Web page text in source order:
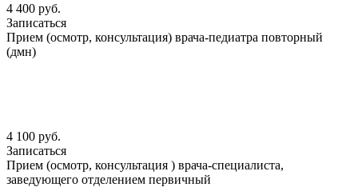
4 400 руб.
Записаться
Прием (осмотр, консультация) врача-педиатра повторный
(дмн)
4 100 руб.
Записаться
Прием (осмотр, консультация ) врача-специалиста,
заведующего отделением первичный